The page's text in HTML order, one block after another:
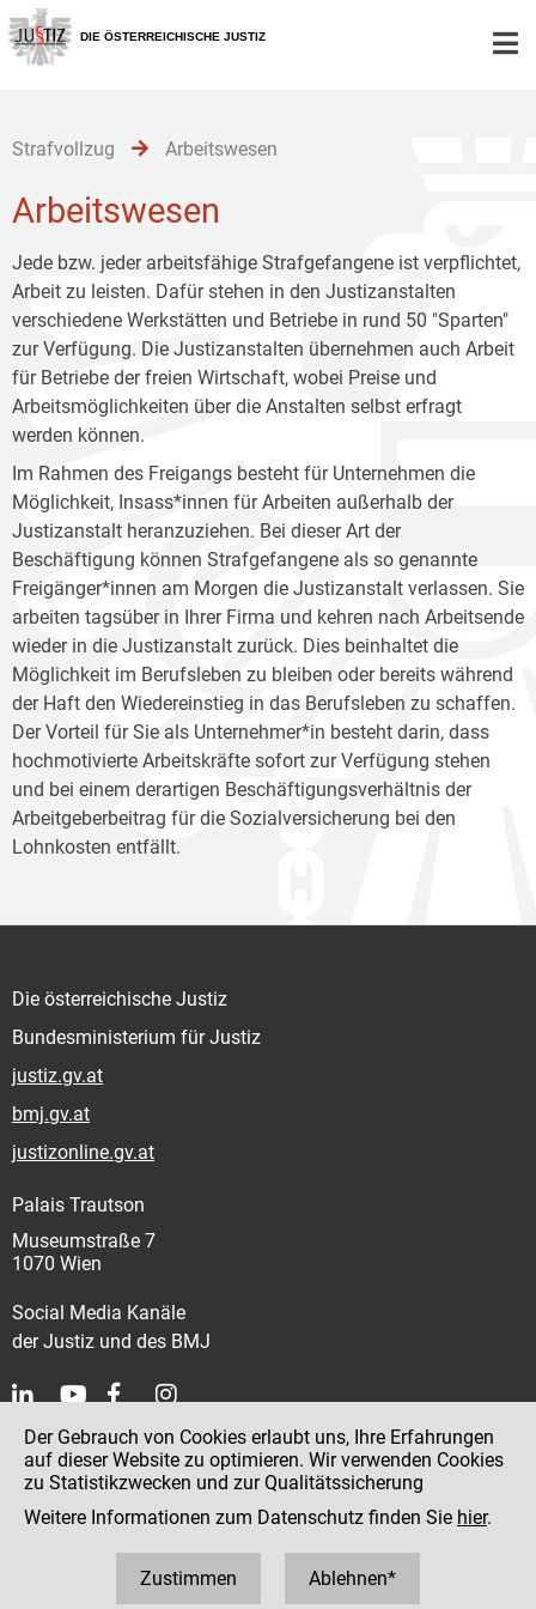
Zur
Hauptnavigation
[1]
Zum
Inhalt
[2]
Zum
Untermenü
[3]
DIE ÖSTERREICHISCHE JUSTIZ
Strafvollzug Arbeitswesen
Arbeitswesen
Jede bzw. jeder arbeitsfähige Strafgefangene ist verpflichtet,
Arbeit zu leisten. Dafür stehen in den Justizanstalten
verschiedene Werkstätten und Betriebe in rund 50 "Sparten"
zur Verfügung. Die Justizanstalten übernehmen auch Arbeit
für Betriebe der freien Wirtschaft, wobei Preise und
Arbeitsmöglichkeiten über die Anstalten selbst erfragt
werden können.
Im Rahmen des Freigangs besteht für Unternehmen die
Möglichkeit, Insass*innen für Arbeiten außerhalb der
Justizanstalt heranzuziehen. Bei dieser Art der
Beschäftigung können Strafgefangene als so genannte
Freigänger*innen am Morgen die Justizanstalt verlassen. Sie
arbeiten tagsüber in Ihrer Firma und kehren nach Arbeitsende
wieder in die Justizanstalt zurück. Dies beinhaltet die
Möglichkeit im Berufsleben zu bleiben oder bereits während
der Haft den Wiedereinstieg in das Berufsleben zu schaffen.
Der Vorteil für Sie als Unternehmer*in besteht darin, dass
hochmotivierte Arbeitskräfte sofort zur Verfügung stehen
und bei einem derartigen Beschäftigungsverhältnis der
Arbeitgeberbeitrag für die Sozialversicherung bei den
Lohnkosten entfällt.
Die österreichische Justiz
Bundesministerium für Justiz
justiz.gv.at
bmj.gv.at
justizonline.gv.at
Palais Trautson
Museumstraße 7
1070 Wien
Social Media Kanäle
der Justiz und des BMJ
Kontakt
Impressum
Datenschutz
Hinweisgeber:innenplattform (für Mitarbeiter:innen)
Der Gebrauch von Cookies erlaubt uns, Ihre Erfahrungen
auf dieser Website zu optimieren. Wir verwenden Cookies
zu Statistikzwecken und zur Qualitätssicherung
Weitere Informationen zum Datenschutz finden Sie hier.
Zustimmen Ablehnen*